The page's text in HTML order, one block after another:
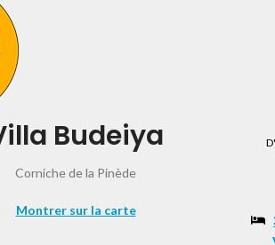
Budeiya
Corniche de la Pinède
Montrer sur la carte